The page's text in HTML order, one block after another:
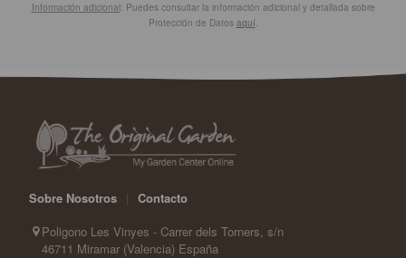
Información adicional: Puedes consultar la información adicional y detallada sobre
Protección de Datos aquí.
Sobre Nosotros
Contacto
Poligono Les Vinyes - Carrer dels Torners, s/n
46711 Miramar (Valencia) España